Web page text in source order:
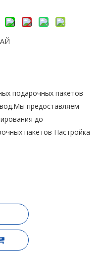
подарочных пакетов
предоставляем
до
пакетов Настройка